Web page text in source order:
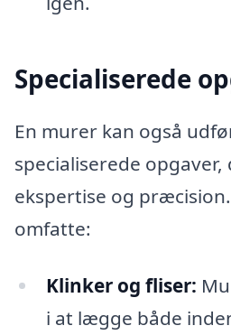
Specialiserede
En murer kan også
specialiserede
ekspertise og
omfatte:
Klinker og fliser:
i at lægge både